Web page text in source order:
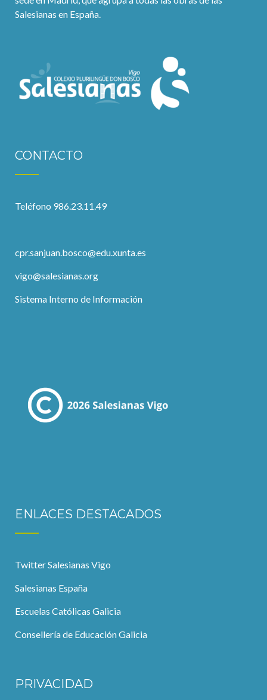
Salesianas en España.
CONTACTO
Teléfono 986.23.11.49
cpr.sanjuan.bosco@edu.xunta.es
vigo@salesianas.org
Sistema Interno de Información
ENLACES DESTACADOS
Twitter Salesianas Vigo
Salesianas España
Escuelas Católicas Galicia
Consellería de Educación Galicia
PRIVACIDAD